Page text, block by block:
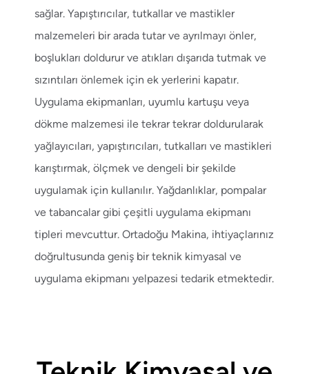
sağlar. Yapıştırıcılar, tutkallar ve mastikler
malzemeleri bir arada tutar ve ayrılmayı önler,
boşlukları doldurur ve atıkları dışarıda tutmak ve
sızıntıları önlemek için ek yerlerini kapatır.
Uygulama ekipmanları, uyumlu kartuşu veya
dökme malzemesi ile tekrar tekrar doldurularak
yağlayıcıları, yapıştırıcıları, tutkalları ve mastikleri
karıştırmak, ölçmek ve dengeli bir şekilde
uygulamak için kullanılır. Yağdanlıklar, pompalar
ve tabancalar gibi çeşitli uygulama ekipmanı
tipleri mevcuttur. Ortadoğu Makina, ihtiyaçlarınız
doğrultusunda geniş bir teknik kimyasal ve
uygulama ekipmanı yelpazesi tedarik etmektedir.